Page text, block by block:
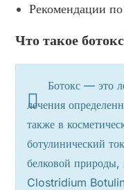
Рекомендации
Что такое
Ботокс — это
лечения
также в
ботулинический
белковой
Clostridium